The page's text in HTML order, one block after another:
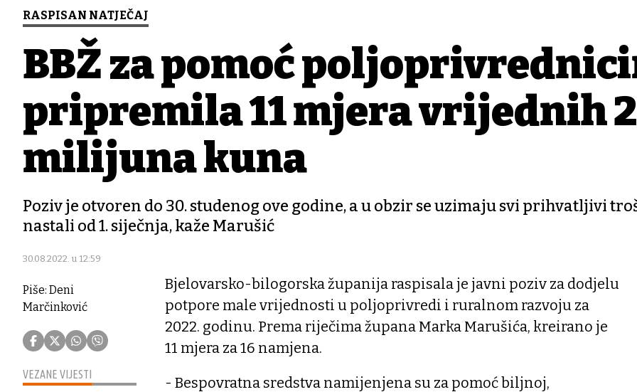
RASPISAN NATJEČAJ
BBŽ za pomoć
pripremila 11 mjera vrijednih
milijuna kuna
Poziv je otvoren do 30. studenog ove godine, a u obzir se uzimaju svi prihvatljivi
nastali od 1. siječnja, kaže Marušić
30.08.2022. u 12:59
Piše: Deni
Marčinković
VEZANE VIJESTI
Bjelovarsko-bilogorska županija raspisala je javni poziv za dodjelu
potpore male vrijednosti u poljoprivredi i ruralnom razvoju za
2022. godinu. Prema riječima župana Marka Marušića, kreirano je
11 mjera za 16 namjena.
- Bespovratna sredstva namijenjena su za pomoć biljnoj,